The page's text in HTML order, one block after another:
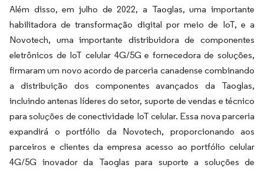
Além disso, em julho de 2022, a Taoglas, uma importante
habilitadora de transformação digital por meio de IoT, e a
Novotech, uma importante distribuidora de componentes
eletrônicos de IoT celular 4G/5G e fornecedora de soluções,
firmaram um novo acordo de parceria canadense combinando
a distribuição dos componentes avançados da Taoglas,
incluindo antenas líderes do setor, suporte de vendas e técnico
para soluções de conectividade IoT celular. Essa nova parceria
expandirá o portfólio da Novotech, proporcionando aos
parceiros e clientes da empresa acesso ao portfólio celular
4G/5G inovador da Taoglas para suporte a soluções de